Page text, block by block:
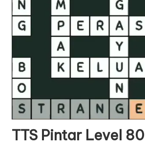
TTS Pintar Level 80